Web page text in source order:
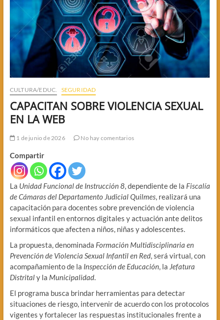
CULTURA/EDUC. SEGURIDAD
CAPACITAN SOBRE VIOLENCIA SEXUAL
EN LA WEB
1 de junio de 2026 No hay comentarios
Compartir
La Unidad Funcional de Instrucción 8, dependiente de la Fiscalía
de Cámaras del Departamento Judicial Quilmes, realizará una
capacitación para docentes sobre prevención de violencia
sexual infantil en entornos digitales y actuación ante delitos
informáticos que afecten a niños, niñas y adolescentes.
La propuesta, denominada Formación Multidisciplinaria en
Prevención de Violencia Sexual Infantil en Red, será virtual, con
acompañamiento de la Inspección de Educación, la Jefatura
Distritaly la Municipalidad.
El programa busca brindar herramientas para detectar
situaciones de riesgo, intervenir de acuerdo con los protocolos
vigentes y fortalecer las respuestas institucionales frente a